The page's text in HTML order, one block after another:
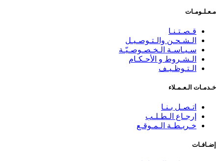
مـعـلـومـات
قـصـتـنـا
الـشـحـن والـتـوصـيـل
سـيـاسـة الـخـصـوصـيّـة
الـشـروط و الأحـكـام
الـتـوظـيـف
خـدمـات الـعـمـلاء
اتـصـل بـنـا
إرجـاع الـطـلـب
خـريـطـة الـمـوقـع
إضـافـات